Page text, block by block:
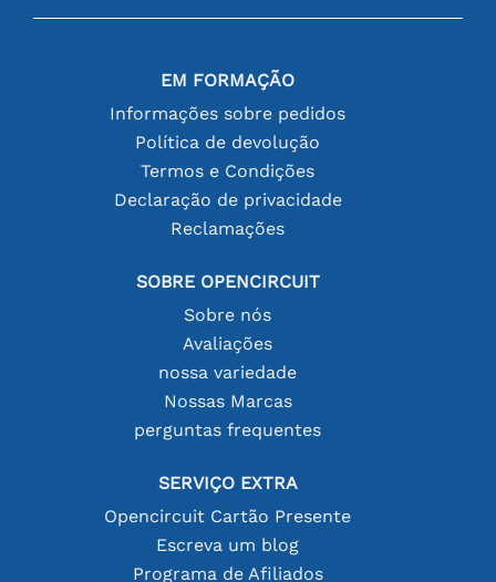
EM FORMAÇÃO
Informações sobre pedidos
Política de devolução
Termos e Condições
Declaração de privacidade
Reclamações
SOBRE OPENCIRCUIT
Sobre nós
Avaliações
nossa variedade
Nossas Marcas
perguntas frequentes
SERVIÇO EXTRA
Opencircuit Cartão Presente
Escreva um blog
Programa de Afiliados